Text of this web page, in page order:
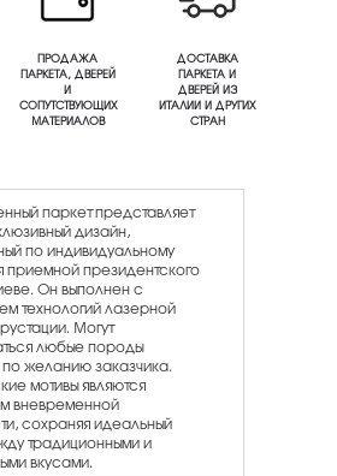
ПРОДАЖА
ПАРКЕТА, ДВЕРЕЙ
И
СОПУТСТВУЮЩИХ
МАТЕРИАЛОВ
ДОСТАВКА
ПАРКЕТА И
ДВЕРЕЙ ИЗ
ИТАЛИИ И ДРУГИХ
СТРАН
паркет представляет
дизайн,
по индивидуальному
приемной президентского
Он выполнен с
технологий лазерной
Могут
любые породы
желанию заказчика.
мотивы являются
вневременной
сохраняя идеальный
традиционными и
вкусами.